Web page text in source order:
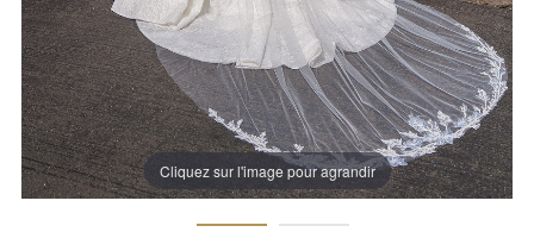
Cliquez sur l'image pour agrandir